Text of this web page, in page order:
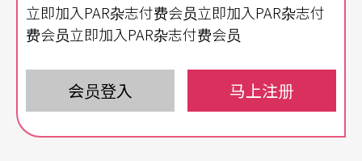
立艺术工作者。这些游走的个体户以最精简的方式
作都不怕没有观众。因应这样的市场需求而有非营
利艺术服务机构成立，例如The Field，提供独立艺
术工作者制作资源与创作成长，同时许多剧场也策
立即加入PAR杂志付费会员立即加入PAR杂志付
费会员立即加入PAR杂志付费会员
会员登入 马上注册